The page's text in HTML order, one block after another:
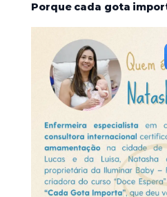
Porque cada gota